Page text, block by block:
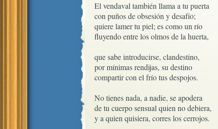
El vendaval también llama a tu puerta
con puños de obsesión y desafío;
quiere lamer tu piel; es como un río
fluyendo entre los olmos de la huerta,
que sabe introducirse, clandestino,
por mínimas rendijas, su destino
compartir con el frío tus despojos.
No tienes nada, a nadie, se apodera
de tu cuerpo sensual quien no debiera,
y a quien quisiera, corres los cerrojos.